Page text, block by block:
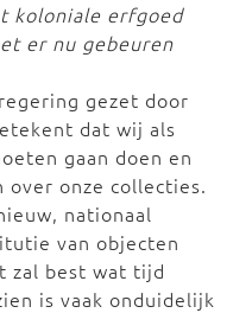
koloniale erfgoed
er nu gebeuren
gezet door
dat wij als
gaan doen en
onze collecties.
nationaal
van objecten
zal best wat tijd
is vaak onduidelijk